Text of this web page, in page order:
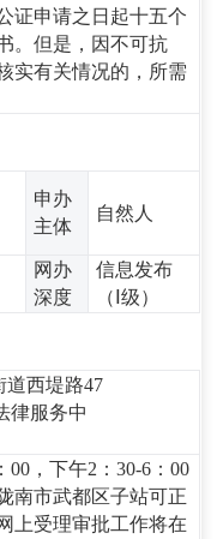
证申请之日起十五个
。但是，因不可抗
实有关情况的，所需
申办
主体
自然人
网办
深度
信息发布
（Ⅰ级）
道西堤路47
律服务中
00，下午2：30-6：00
南市武都区子站可正
上受理审批工作将在